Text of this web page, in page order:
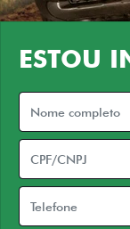
ESTOU